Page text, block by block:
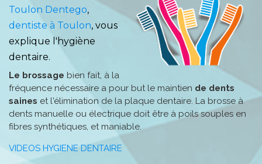
Toulon Dentego,
dentiste à Toulon, vous
explique l'hygiène
dentaire.
Le brossage bien fait, à la
fréquence nécessaire a pour but le maintien de dents
saines et l'élimination de la plaque dentaire. La brosse à
dents manuelle ou électrique doit être à poils souples en
fibres synthétiques, et maniable.
VIDEOS HYGIENE DENTAIRE